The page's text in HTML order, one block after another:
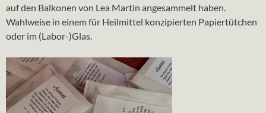
auf den Balkonen von Lea Martin angesammelt haben.
Wahlweise in einem für Heilmittel konzipierten Papiertütchen
oder im (Labor-)Glas.